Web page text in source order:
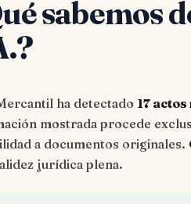
sabemos
ha detectado 17
mostrada procede
a documentos originales.
jurídica plena.